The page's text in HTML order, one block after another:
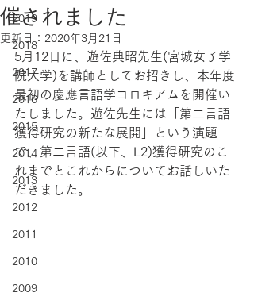
2019
2018
2017
2016
2015
2014
2013
2012
2011
2010
2009
催されました
更新日： 2020年3月21日
5月12日に、遊佐典昭先生(宮城女子学
院大学)を講師としてお招きし、本年度
最初の慶應言語学コロキアムを開催い
たしました。遊佐先生には「第二言語
獲得研究の新たな展開」という演題
で、第二言語(以下、L2)獲得研究のこ
れまでとこれからについてお話しいた
だきました。